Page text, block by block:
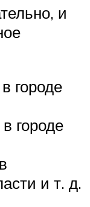
и
городе
городе
и т. д.